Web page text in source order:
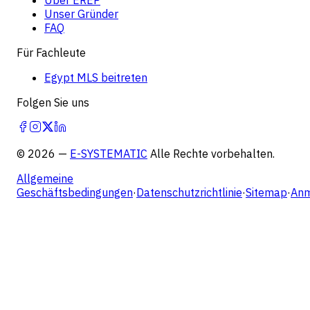
Unser Gründer
FAQ
Für Fachleute
Egypt MLS beitreten
Folgen Sie uns
© 2026 — E-SYSTEMATIC Alle Rechte vorbehalten.
Allgemeine
Geschäftsbedingungen·Datenschutzrichtlinie·Sitemap·